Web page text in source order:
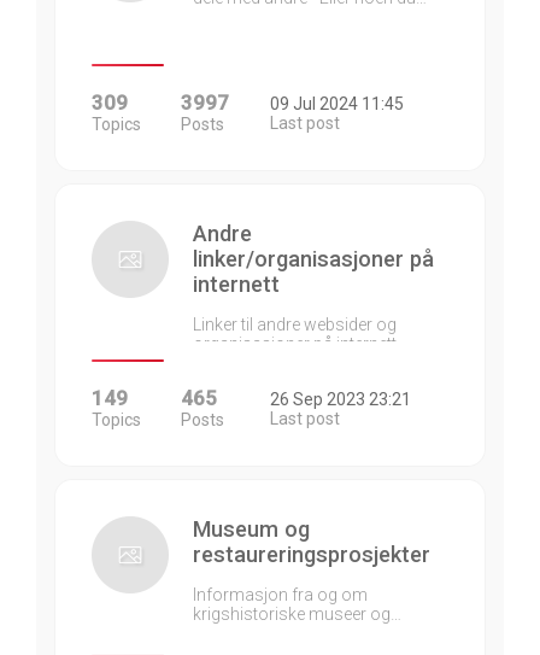
309
Topics
3997
Posts
09 Jul 2024 11:45
Last post
Andre
linker/organisasjoner på
internett
Linker til andre websider og
organisasjoner på internett…
149
Topics
465
Posts
26 Sep 2023 23:21
Last post
Museum og
restaureringsprosjekter
Informasjon fra og om
krigshistoriske museer og…